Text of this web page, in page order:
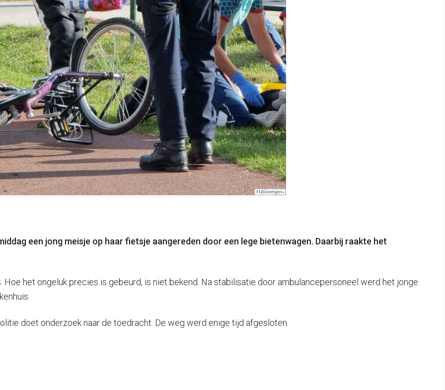
een jong meisje op haar fietsje aangereden door een lege bietenwagen. Daarbij raakte het
het ongeluk precies is gebeurd, is niet bekend. Na stabilisatie door ambulancepersoneel werd het jonge
doet onderzoek naar de toedracht. De weg werd enige tijd afgesloten.